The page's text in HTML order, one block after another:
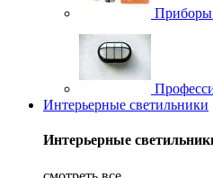
Приборы
Интерьерные светильники
Интерьерные